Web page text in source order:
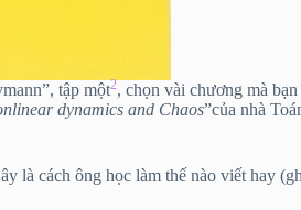
tập một2, chọn vài chương mà
dynamics and Chaos”của nhà
là cách ông học làm thế nào viết hay